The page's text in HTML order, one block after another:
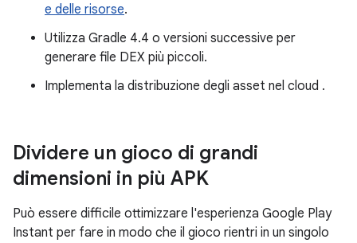
e delle risorse.
Utilizza Gradle 4.4 o versioni successive per
generare file DEX più piccoli.
Implementa la distribuzione degli asset nel cloud .
Dividere un gioco di grandi
dimensioni in più APK
Può essere difficile ottimizzare l'esperienza Google Play
Instant per fare in modo che il gioco rientri in un singolo